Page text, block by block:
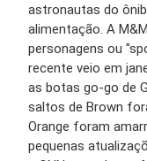
astronautas do
alimentação. A
personagens ou
recente veio em
as botas go-go de
saltos de Brown
Orange foram
pequenas